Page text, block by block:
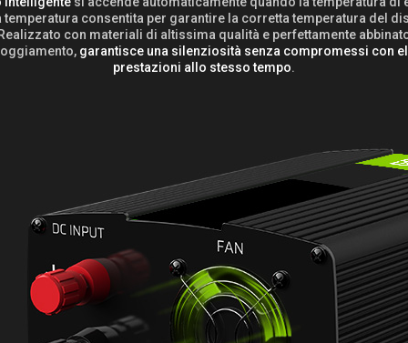
temperatura consentita per garantire la corretta temperatura del
con materiali di altissima qualità e perfettamente
garantisce una silenziosità senza compromessi con
prestazioni allo stesso tempo.